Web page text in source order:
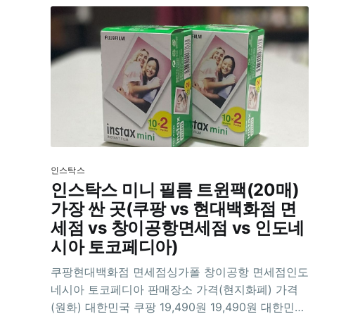
인스탁스
인스탁스 미니 필름 트윈팩(20매)
가장 싼 곳(쿠팡 vs 현대백화점 면
세점 vs 창이공항면세점 vs 인도네
시아 토코페디아)
쿠팡현대백화점 면세점싱가폴 창이공항 면세점인도
네시아 토코페디아 판매장소 가격(현지화폐) 가격
(원화) 대한민국 쿠팡 19,490원 19,490원 대한민국